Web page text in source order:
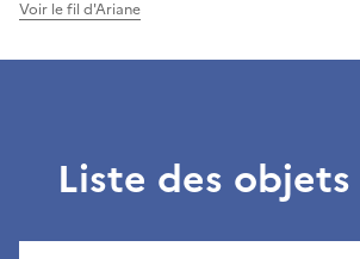
Voir le fil d'Ariane
Liste des objets